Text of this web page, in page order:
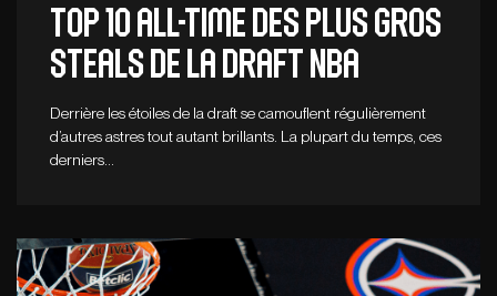
Top 10 all-time des plus gros
steals de la Draft NBA
Derrière les étoiles de la draft se camouflent régulièrement
d’autres astres tout autant brillants. La plupart du temps, ces
derniers…